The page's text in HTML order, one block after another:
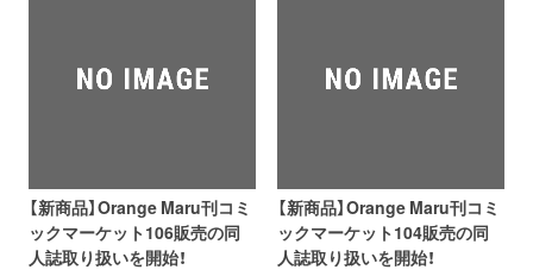
【新商品】Orange Maru刊コミ
ックマーケット106販売の同
人誌取り扱いを開始！
【新商品】Orange Maru刊コミ
ックマーケット104販売の同
人誌取り扱いを開始！